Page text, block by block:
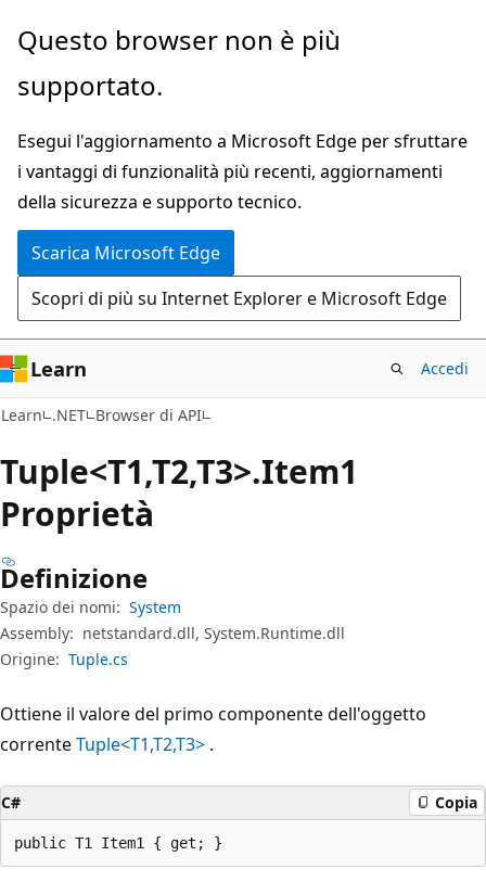
Ignora
passa
contenuto
principale
Passare
allo
spostamento
pagina
Questo browser non è più
supportato.
Esegui l'aggiornamento a Microsoft Edge per sfruttare
i vantaggi di funzionalità più recenti, aggiornamenti
della sicurezza e supporto tecnico.
Scarica Microsoft Edge
Scopri di più su Internet Explorer e Microsoft Edge
Learn Accedi
Learn .NET Browser di API
Tuple<T1,T2,T3>.Item1
Proprietà
Definizione
Spazio dei nomi: System
Assembly: netstandard.dll, System.Runtime.dll
Origine: Tuple.cs
Ottiene il valore del primo componente dell'oggetto
correnteTuple<T1,T2,T3> .
C# Copia
public T1 Item1 { get; }